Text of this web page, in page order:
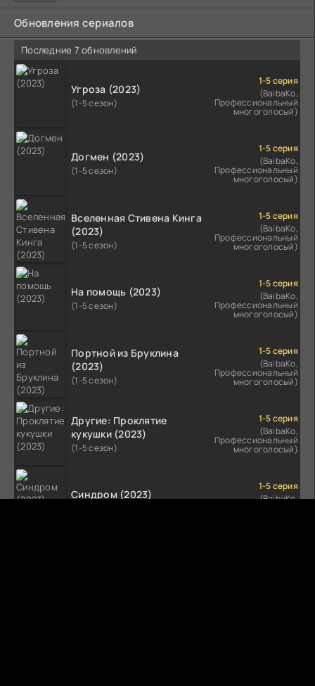
Обновления сериалов
Последние 7 обновлений
Угроза (2023)
(1-5 сезон)
1-5 серия
(BaibaKo,
Профессиональный
многоголосый)
Догмен (2023)
(1-5 сезон)
1-5 серия
(BaibaKo,
Профессиональный
многоголосый)
Вселенная Стивена Кинга
(2023)
(1-5 сезон)
1-5 серия
(BaibaKo,
Профессиональный
многоголосый)
На помощь (2023)
(1-5 сезон)
1-5 серия
(BaibaKo,
Профессиональный
многоголосый)
Портной из Бруклина
(2023)
(1-5 сезон)
1-5 серия
(BaibaKo,
Профессиональный
многоголосый)
Другие: Проклятие
кукушки (2023)
(1-5 сезон)
1-5 серия
(BaibaKo,
Профессиональный
многоголосый)
Синдром (2023)
1-5 серия
(BaibaKo,